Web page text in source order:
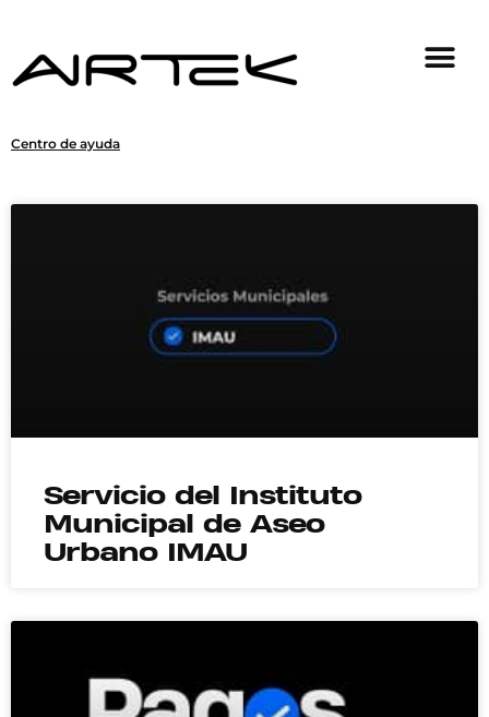
Centro de ayuda
Servicio del Instituto
Municipal de Aseo
Urbano IMAU